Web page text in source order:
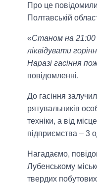
Про це
Полтавській
«Станом на 21:00
ліквідувати
Наразі гасіння
повідомленні.
До гасіння
рятувальників
техніки, а від
підприємства – 3
Нагадаємо,
Лубенському
твердих